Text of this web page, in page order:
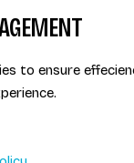
to ensure